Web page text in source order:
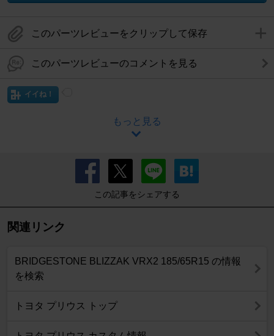
このパーツレビューをクリップして保存
このパーツレビューのコメントを見る
イイね！
もっと見る
この記事をシェアする
関連リンク
BRIDGESTONE BLIZZAK VRX2 185/65R15 の情報
を検索
トヨタ プリウス トップ